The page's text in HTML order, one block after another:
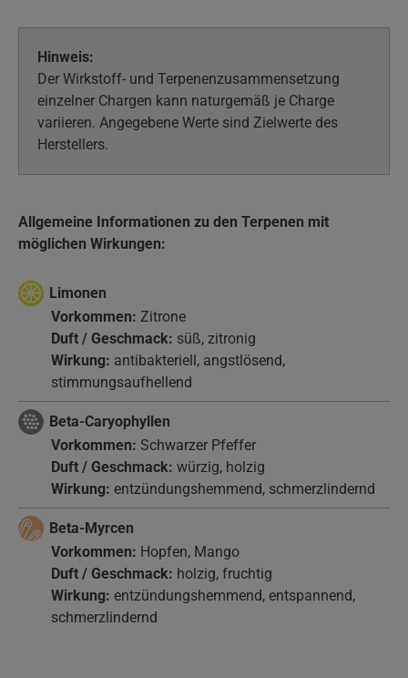
Hinweis:
Der Wirkstoff- und Terpenenzusammensetzung
einzelner Chargen kann naturgemäß je Charge
variieren. Angegebene Werte sind Zielwerte des
Herstellers.
Allgemeine Informationen zu den Terpenen mit
möglichen Wirkungen:
Limonen
Vorkommen: Zitrone
Duft / Geschmack: süß, zitronig
Wirkung: antibakteriell, angstlösend,
stimmungsaufhellend
Beta-Caryophyllen
Vorkommen: Schwarzer Pfeffer
Duft / Geschmack: würzig, holzig
Wirkung: entzündungshemmend, schmerzlindernd
Beta-Myrcen
Vorkommen: Hopfen, Mango
Duft / Geschmack: holzig, fruchtig
Wirkung: entzündungshemmend, entspannend,
schmerzlindernd